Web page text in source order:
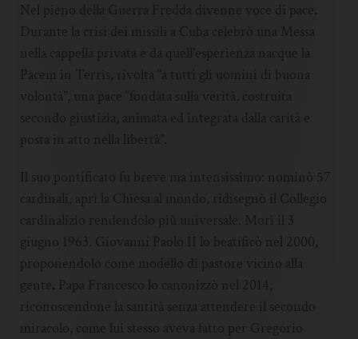
Nel pieno della Guerra Fredda divenne voce di pace.
Durante la crisi dei missili a Cuba celebrò una Messa
nella cappella privata e da quell’esperienza nacque la
Pacem in Terris, rivolta “a tutti gli uomini di buona
volontà”, una pace “fondata sulla verità, costruita
secondo giustizia, animata ed integrata dalla carità e
posta in atto nella libertà”.
Il suo pontificato fu breve ma intensissimo: nominò 57
cardinali, aprì la Chiesa al mondo, ridisegnò il Collegio
cardinalizio rendendolo più universale. Morì il 3
giugno 1963. Giovanni Paolo II lo beatificò nel 2000,
proponendolo come modello di pastore vicino alla
gente. Papa Francesco lo canonizzò nel 2014,
riconoscendone la santità senza attendere il secondo
miracolo, come lui stesso aveva fatto per Gregorio